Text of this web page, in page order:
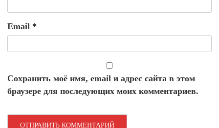
Email *
Сохранить моё имя, email и адрес сайта в этом
браузере для последующих моих комментариев.